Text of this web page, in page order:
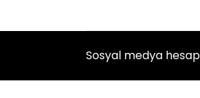
Sosyal medya